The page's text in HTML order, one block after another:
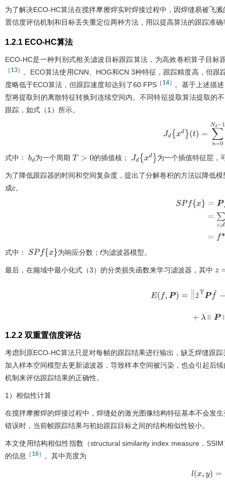
为了解决ECO-HC算法在搅拌摩擦焊实时焊接过程中，因焊缝易被飞
置信度评估机制和目标丢失重定位两种方法，用以提高算法的跟踪准确
1.2.1 ECO-HC算法
ECO-HC是一种判别式相关滤波目标跟踪算法，为高效卷积算子目
［13］
。ECO算法使用CNN、HOG和CN 3种特征，跟踪精度高，但
度略低于ECO算法，但跟踪速度却达到了60 FPS［14］
。基于上述描
型将提取到的离散特征转换到连续空间内。不同特征提取算法提取的
跟踪，如式（1） 所示。
Jdxdt= ∑n=0 Nd 1x d
式中： bd为一个周期 T 0 的插值核； Jdxd 为一个插值特征层，
为了降低跟踪器的时间和空间复杂度，提出了分解卷积的方法以降低
成c。
式中： SPfx 为响应分数； f为滤波器模型。
最后，在频域中最小化式（3） 的分类损失函数来学习滤波器，其中 z=
=1Cω^ *f^c
1.2.2 双重置信度评估
考虑到原ECO-HC算法只是对每帧的跟踪结果进行输出，缺乏焊缝跟
加入样本空间模型去更新滤波器，导致样本空间被污染，也会引起后
机制来评估跟踪结果的正确性。
1）相似性计算
在搅拌摩擦焊的焊接过程中，焊缝处的激光图像结构特征基本不会发
错误时，当前帧跟踪结果与初始跟踪目标之间的结构相似性较小。
本文使用结构相似性指数（structural similarity index measure，
的信息
［16］ 。其中亮度为
l(x,y)=2 μx